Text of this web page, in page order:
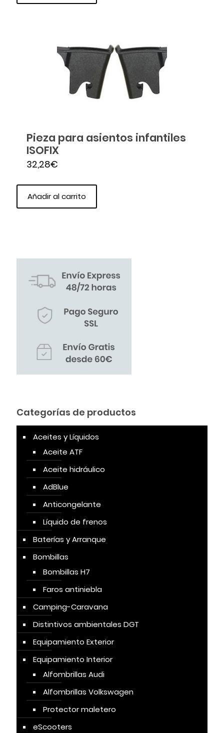
Pieza para asientos infantiles
ISOFIX
32,28€
Añadir al carrito
Categorías de productos
Aceites y Líquidos
Aceite ATF
Aceite hidráulico
AdBlue
Anticongelante
Líquido de frenos
Baterías y Arranque
Bombillas
Bombillas H7
Faros antiniebla
Camping-Caravana
Distintivos ambientales DGT
Equipamiento Exterior
Equipamiento Interior
Alfombrillas Audi
Alfombrillas Volkswagen
Protector maletero
eScooters